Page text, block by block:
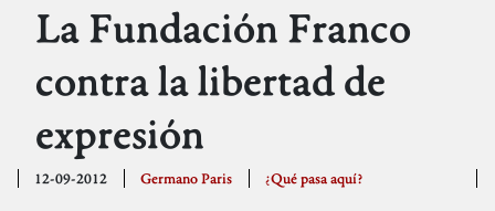
La Fundación Franco
contra la libertad de
expresión
12-09-2012 Germano Paris ¿Qué pasa aquí?